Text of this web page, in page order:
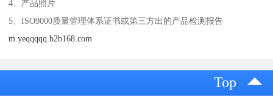
4、产品照片
5、ISO9000质量管理体系证书或第三方出的产品检测报告
m.yeqqqqq.b2b168.com
Top